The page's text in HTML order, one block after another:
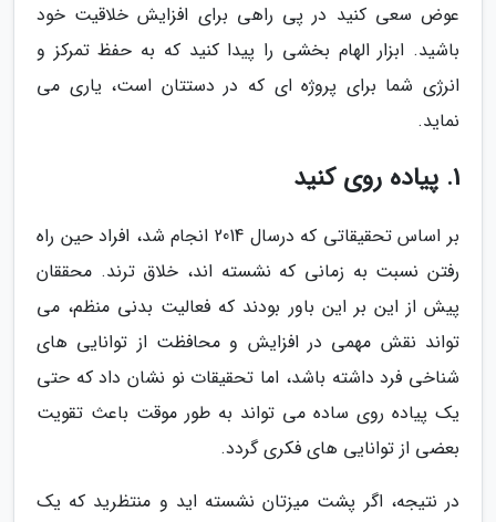
عوض سعی کنید در پی راهی برای افزایش خلاقیت خود
باشید. ابزار الهام بخشی را پیدا کنید که به حفظ تمرکز و
انرژی شما برای پروژه ای که در دستتان است، یاری می
نماید.
1. پیاده روی کنید
بر اساس تحقیقاتی که درسال 2014 انجام شد، افراد حین راه
رفتن نسبت به زمانی که نشسته اند، خلاق ترند. محققان
پیش از این بر این باور بودند که فعالیت بدنی منظم، می
تواند نقش مهمی در افزایش و محافظت از توانایی های
شناخی فرد داشته باشد، اما تحقیقات نو نشان داد که حتی
یک پیاده روی ساده می تواند به طور موقت باعث تقویت
بعضی از توانایی های فکری گردد.
در نتیجه، اگر پشت میزتان نشسته اید و منتظرید که یک